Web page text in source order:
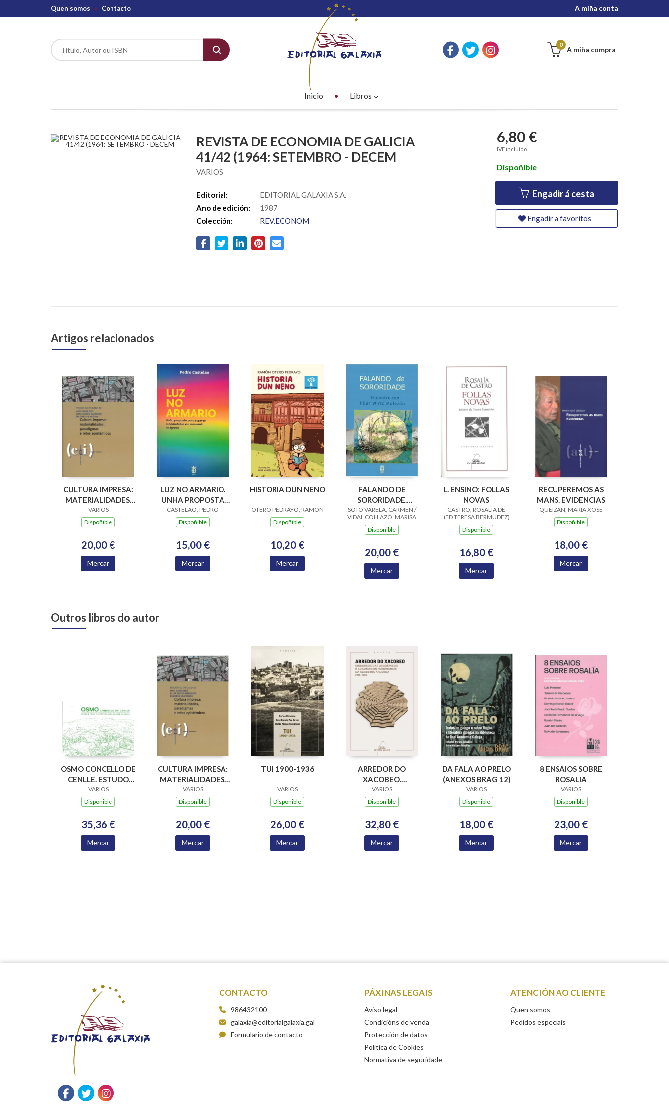
A miña conta
Quen somos Contacto
A miña compra
0
Inicio Libros
REVISTA DE ECONOMIA DE GALICIA
41/42 (1964: SETEMBRO - DECEM
VARIOS
Editorial:
EDITORIAL GALAXIA S.A.
Ano de edición:
1987
Colección:
REV.ECONOM
6,80 €
IVE incluído
Dispoñible
Engadir á cesta
Engadir a favoritos
Artigos relacionados
CULTURA IMPRESA:
MATERIALIDADES,
PARADIGMAS E
RETOS EPISTÉMICOS
VARIOS
Dispoñible
20,00 €
Mercar
LUZ NO ARMARIO.
UNHA PROPOSTA
PARA SUPERAR A
HOMOFOBIA E A
IGREXA
CASTELAO, PEDRO
Dispoñible
15,00 €
Mercar
HISTORIA DUN NENO
OTERO PEDRAYO, RAMON
Dispoñible
10,20 €
Mercar
FALANDO DE
SORORIDADE.
ENCONTRO CON
PILAR WIRTZ
MOLEZUN
SOTO VARELA, CARMEN /
VIDAL COLLAZO, MARISA
Dispoñible
20,00 €
Mercar
L. ENSINO: FOLLAS
NOVAS
CASTRO, ROSALIA DE
(ED.TERESA BERMUDEZ)
Dispoñible
16,80 €
Mercar
RECUPEREMOS AS
MANS. EVIDENCIAS
QUEIZAN, MARIA XOSE
Dispoñible
18,00 €
Mercar
Outros libros do autor
OSMO CONCELLO DE
CENLLE. ESTUDO
PARA A
INTERVENCION NO
VARIOS
Dispoñible
35,36 €
Mercar
CULTURA IMPRESA:
MATERIALIDADES,
PARADIGMAS E
RETOS EPISTÉMICOS
VARIOS
Dispoñible
20,00 €
Mercar
TUI 1900-1936
VARIOS
Dispoñible
26,00 €
Mercar
ARREDOR DO
XACOBEO.
DISCURSO DAS
ACADEMICAS E
NUMERARIOS DA
ACADEMIA
XACOBEA 2016-
2024
VARIOS
Dispoñible
32,80 €
Mercar
DA FALA AO PRELO
(ANEXOS BRAG 12)
VARIOS
Dispoñible
18,00 €
Mercar
8 ENSAIOS SOBRE
ROSALIA
VARIOS
Dispoñible
23,00 €
Mercar
CONTACTO
986432100
galaxia@editorialgalaxia.gal
Formulario de contacto
PÁXINAS LEGAIS
Aviso legal
Condicións de venda
Protección de datos
Política de Cookies
Normativa de seguridade
ATENCIÓN AO CLIENTE
Quen somos
Pedidos especiais